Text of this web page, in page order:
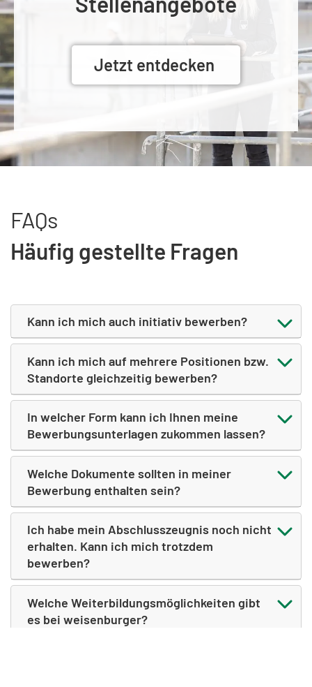
Jetzt entdecken
FAQs
Häufig gestellte Fragen
Kann ich mich auch initiativ bewerben?
Kann ich mich auf mehrere Positionen bzw.
Standorte gleichzeitig bewerben?
In welcher Form kann ich Ihnen meine
Bewerbungsunterlagen zukommen lassen?
Welche Dokumente sollten in meiner
Bewerbung enthalten sein?
Ich habe mein Abschlusszeugnis noch nicht
erhalten. Kann ich mich trotzdem
bewerben?
Welche Weiterbildungsmöglichkeiten gibt
es bei weisenburger?